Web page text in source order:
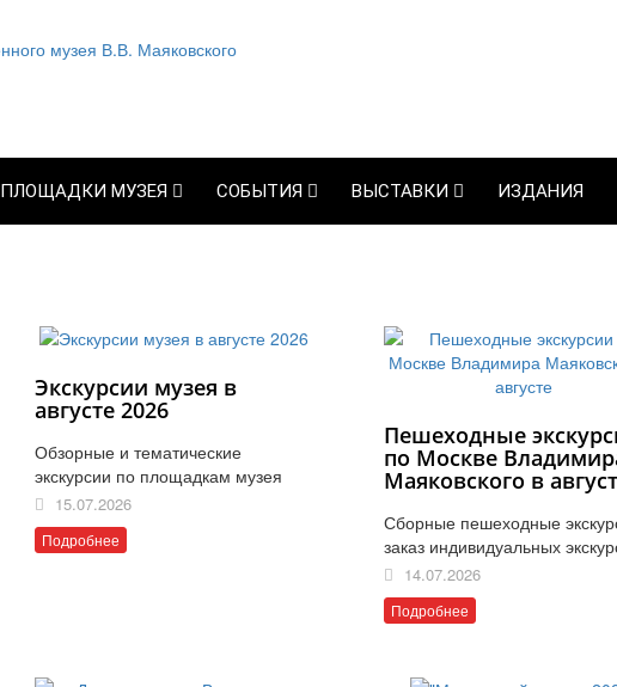
ПЛОЩАДКИ МУЗЕЯ СОБЫТИЯ ВЫСТАВКИ ИЗДАНИЯ
Экскурсии музея в
августе 2026
Обзорные и тематические
экскурсии по площадкам музея
15.07.2026
Подробнее
Пешеходные
по Москве
Маяковского в
Сборные пешеходные
заказ индивидуальных
14.07.2026
Подробнее